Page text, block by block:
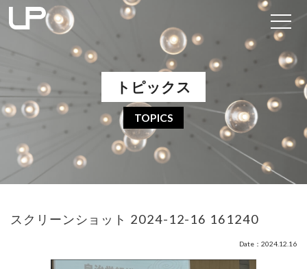
トピックス
TOPICS
スクリーンショット 2024-12-16 161240
Date：2024.12.16